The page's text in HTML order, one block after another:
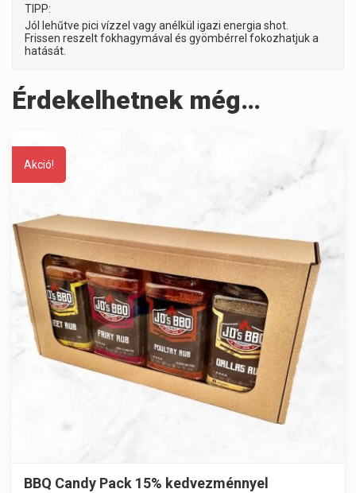
TIPP:
Jól lehűtve pici vízzel vagy anélkül igazi energia shot.
Frissen reszelt fokhagymával és gyömbérrel fokozhatjuk a
hatását.
Érdekelhetnek még…
Akció!
BBQ Candy Pack 15% kedvezménnyel